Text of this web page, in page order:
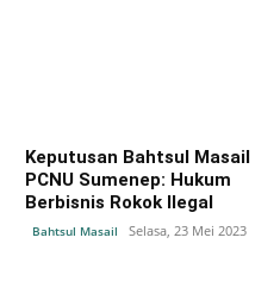
Keputusan Bahtsul Masail
PCNU Sumenep: Hukum
Berbisnis Rokok Ilegal
Bahtsul Masail Selasa, 23 Mei 2023